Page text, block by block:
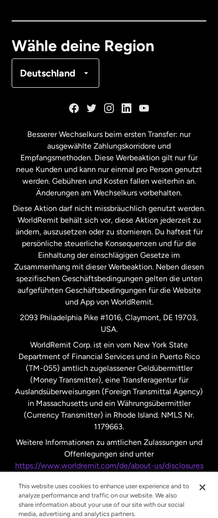
Wähle deine Region
Deutschland
Malaysia
Neuseeland
Niederlande
Schweden
Spanien
Vereinigte Staaten English
Vereinigte Staaten
Vereinigtes Königreich
Besserer Wechselkurs beim ersten Transfer: nur
ausgewählte Zahlungskorridore und
Empfangsmethoden. Diese Werbeaktion gilt nur für
neue Kunden und kann nur einmal pro Person genutzt
werden. Gebühren und Kosten fallen weiterhin an.
Änderungen am Wechselkurs vorbehalten.
Diese Aktion darf nicht missbräuchlich genutzt werden.
WorldRemit behält sich vor, diese Aktion jederzeit zu
ändern, auszusetzen oder zu stornieren. Du haftest für
persönliche steuerliche Konsequenzen und für die
Einhaltung der einschlägigen Gesetze im
Zusammenhang mit dieser Werbeaktion. Neben diesen
spezifischen Geschäftsbedingungen gelten die unten
aufgeführten Geschäftsbedingungen für die Website
und App von WorldRemit.
2093 Philadelphia Pike #1016, Claymont, DE 19703,
USA.
WorldRemit Corp. ist ein vom New York State
Department of Financial Services und in Puerto Rico
(TM-055) amtlich zugelassener Geldübermittler
(Money Transmitter), eine Transferagentur für
Auslandsüberweisungen (Foreign Transmittal Agency)
in Massachusetts und ein Währungsübermittler
(Currency Transmitter) in Rhode Island. NMLS Nr.
1179663.
Weitere Informationen zu amtlichen Zulassungen und
Offenlegungen sind unter
https://www.worldremit.com/de/about-us/disclosures
This website uses cookies to enhance user experience and to
analyze performance and traffic on our website. We also
share information about your use of our site with our social
media, advertising and analytics partners.